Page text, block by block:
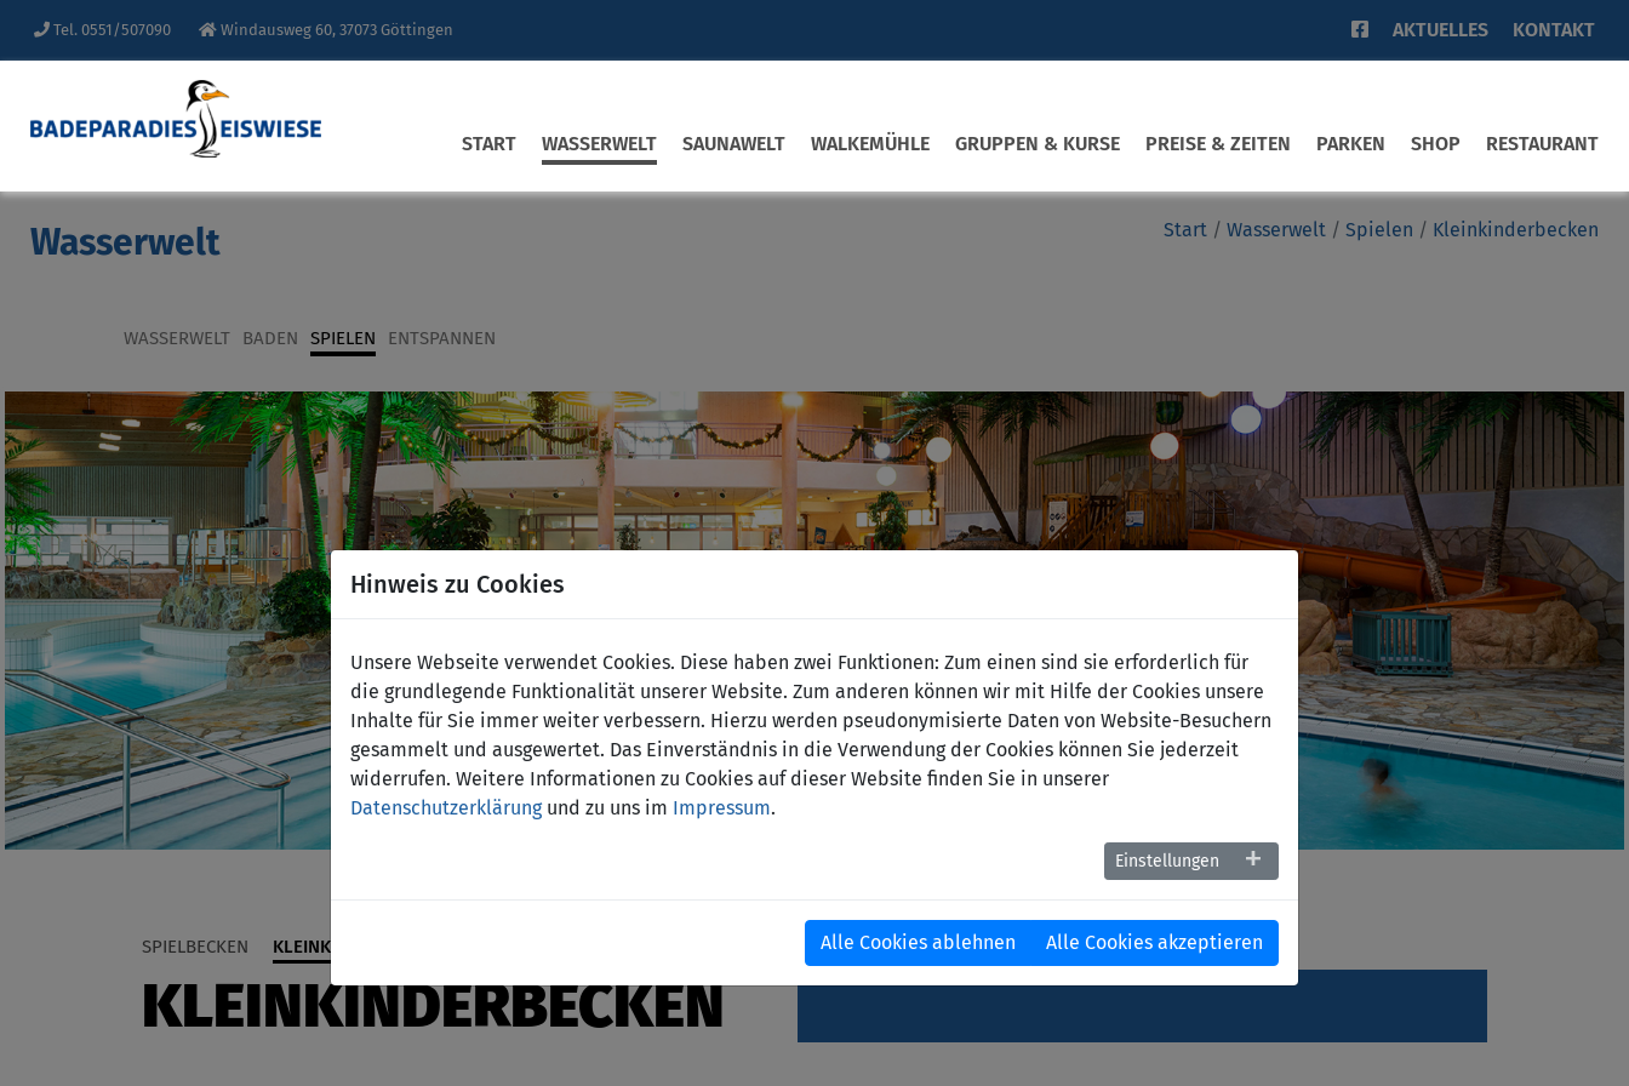
Tel. 0551/507090 Windausweg 60, 37073 Göttingen AKTUELLES KONTAKT
START WASSERWELT SAUNAWELT WALKEMÜHLE GRUPPEN & KURSE PREISE & ZEITEN PARKEN SHOP RESTAURANT
Wasserwelt Start Wasserwelt Spielen Kleinkinderbecken
WASSERWELT BADEN SPIELEN ENTSPANNEN
SPIELBECKEN KLEINKINDERBECKEN
KLEINKINDERBECKEN
Hinweis zu Cookies
Unsere Webseite verwendet Cookies. Diese haben zwei Funktionen: Zum einen sind sie erforderlich für
die grundlegende Funktionalität unserer Website. Zum anderen können wir mit Hilfe der Cookies unsere
Inhalte für Sie immer weiter verbessern. Hierzu werden pseudonymisierte Daten von Website-Besuchern
gesammelt und ausgewertet. Das Einverständnis in die Verwendung der Cookies können Sie jederzeit
widerrufen. Weitere Informationen zu Cookies auf dieser Website finden Sie in unserer
Datenschutzerklärungund zu uns im Impressum.
Einstellungen
Alle Cookies ablehnen Alle Cookies akzeptieren